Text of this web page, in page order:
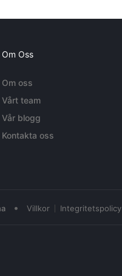
Om Oss
Om oss
Vårt team
Vår blogg
Kontakta oss
• Villkor Integritetspolicy